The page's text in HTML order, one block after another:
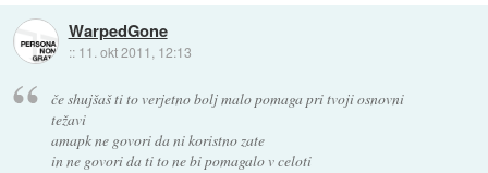
WarpedGone
:: 11. okt 2011, 12:13
če shujšaš ti to verjetno bolj malo pomaga pri tvoji osnovni
težavi
amapk ne govori da ni koristno zate
in ne govori da ti to ne bi pomagalo v celoti